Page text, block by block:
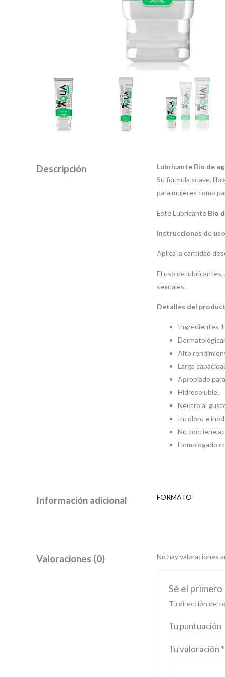
Descripción Lubricante Bio de
Su fórmula suave,
para mujeres como
Este Lubricante Bio
Instrucciones de
Aplica la cantidad
El uso de
sexuales.
Detalles del
Ingredientes
Alto
Larga
Apropiado
Hidrosoluble.
Neutro al
Incoloro e
No contiene
Homologado
Información adicional FORMATO
Valoraciones (0) No hay valoraciones
Sé el
Tu dirección de
Tu puntuación
Tu valoración *